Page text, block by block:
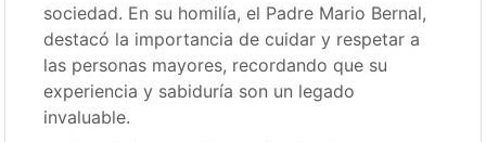
sociedad. En su homilía, el Padre Mario Bernal,
destacó la importancia de cuidar y respetar a
las personas mayores, recordando que su
experiencia y sabiduría son un legado
invaluable.